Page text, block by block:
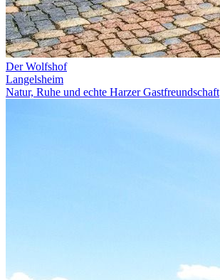
Der Wolfshof
Langelsheim
Natur, Ruhe und echte Harzer Gastfreundschaft